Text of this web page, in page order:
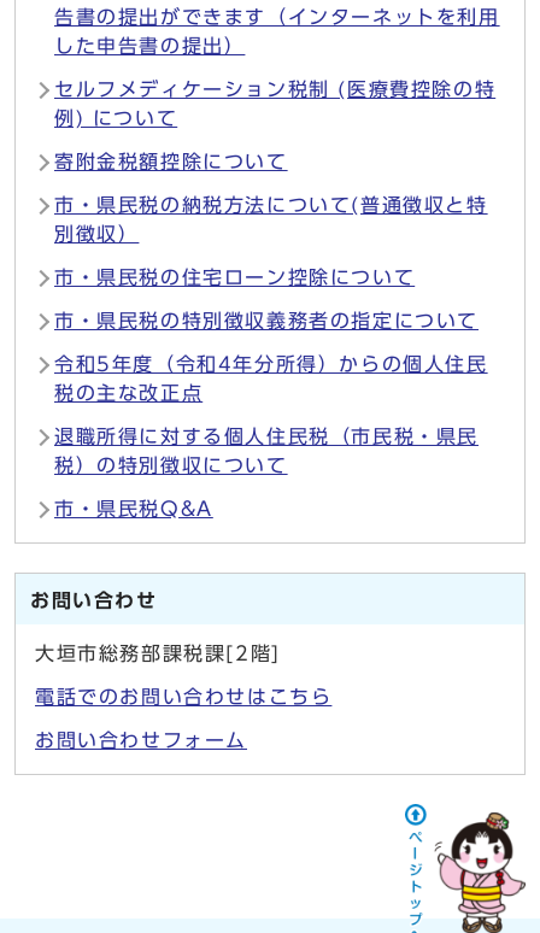
告書の提出ができます（インターネットを利用
した申告書の提出）
セルフメディケーション税制 (医療費控除の特
例) について
寄附金税額控除について
市・県民税の納税方法について(普通徴収と特
別徴収）
市・県民税の住宅ローン控除について
市・県民税の特別徴収義務者の指定について
令和5年度（令和4年分所得）からの個人住民
税の主な改正点
退職所得に対する個人住民税（市民税・県民
税）の特別徴収について
市・県民税Q&A
お問い合わせ
大垣市総務部課税課[2階]
電話でのお問い合わせはこちら
お問い合わせフォーム